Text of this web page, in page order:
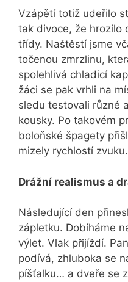
Vzápětí totiž udeřilo
tak divoce, že hrozilo
třídy. Naštěstí jsme
točenou zmrzlinu,
spolehlivá chladicí
žáci se pak vrhli na
sledu testovali různé
kousky. Po takovém
boloňské špagety
mizely rychlostí zvuku.
Drážní realismus a
Následující den
zápletku. Dobíháme
výlet. Vlak přijíždí.
podívá, zhluboka se
píšťalku… a dveře se